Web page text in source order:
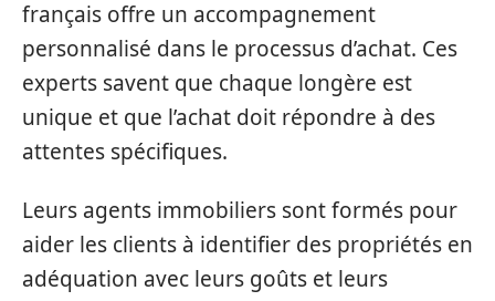
français offre un accompagnement
personnalisé dans le processus d’achat. Ces
experts savent que chaque longère est
unique et que l’achat doit répondre à des
attentes spécifiques.
Leurs agents immobiliers sont formés pour
aider les clients à identifier des propriétés en
adéquation avec leurs goûts et leurs